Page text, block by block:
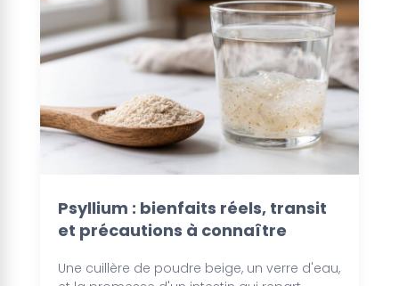
Lire la suite 🌰
Psyllium : bienfaits réels, transit
et précautions à connaître
Une cuillère de poudre beige, un verre d'eau,